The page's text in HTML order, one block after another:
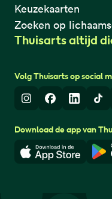
Keuzekaarten
Zoeken op
Thuisarts altijd
Volg Thuisarts op social
InstagramFacebook
LinkedIn
Download de app van
Download in